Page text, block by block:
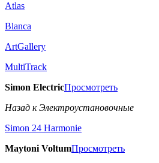
Atlas
Blanca
ArtGallery
MultiTrack
Simon ElectricПросмотреть
Назад к Электроустановочные
Simon 24 Harmonie
Maytoni VoltumПросмотреть